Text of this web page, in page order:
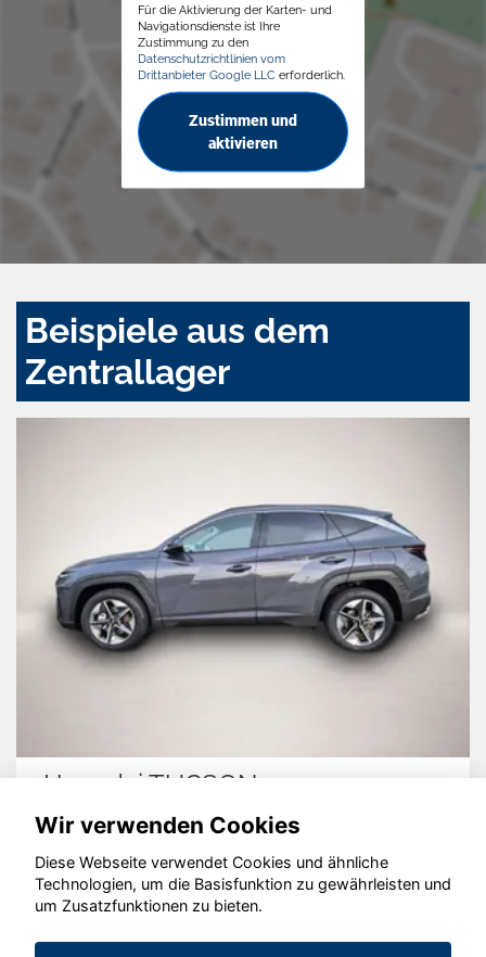
Für die Aktivierung der Karten- und
Navigationsdienste ist Ihre
Zustimmung zu den
Datenschutzrichtlinien vom
Drittanbieter Google LLC erforderlich.
Zustimmen und
aktivieren
Beispiele aus dem
Zentrallager
Hyundai TUCSON
© konjunkturmotor.de GmbH 2020 - 2026
Wir verwenden Cookies
Diese Webseite verwendet Cookies und ähnliche
Technologien, um die Basisfunktion zu gewährleisten und
um Zusatzfunktionen zu bieten.